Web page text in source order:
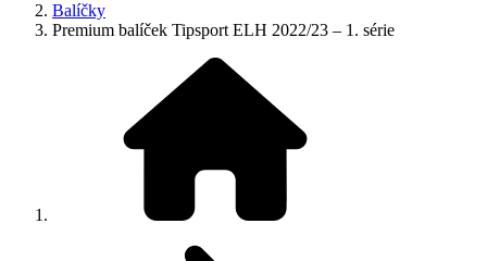
Balíčky
Premium balíček Tipsport ELH 2022/23 – 1. série